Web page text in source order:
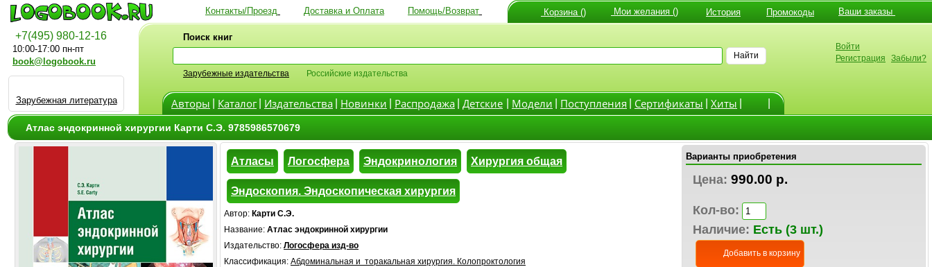
Контакты/Проезд Доставка и Оплата Помощь/Возврат Корзина () Мои желания () История Промокоды Ваши заказы
+7(495) 980-12-16
10:00-17:00 пн-пт
book@logobook.ru
Зарубежная литература
Поиск книг
Найти
Зарубежные издательства
Российские издательства
Авторы Каталог Издательства Новинки Распродажа Детские Модели Поступления Cертификаты Хиты
Войти
Регистрация
Забыли?
Атлас эндокринной хирургии Карти С.Э. 9785986570679
Варианты приобретения
Цена: 990.00 р.
Кол-во:
Наличие: Есть (3 шт.)
Добавить в корзину
Атласы Логосфера Эндокринология Хирургия общая
Эндоскопия. Эндоскопическая хирургия
Автор: Карти С.Э.
Название: Атлас эндокринной хирургии
Издательство: Логосфера изд-во
Классификация: Абдоминальная и торакальная хирургия. Колопроктология